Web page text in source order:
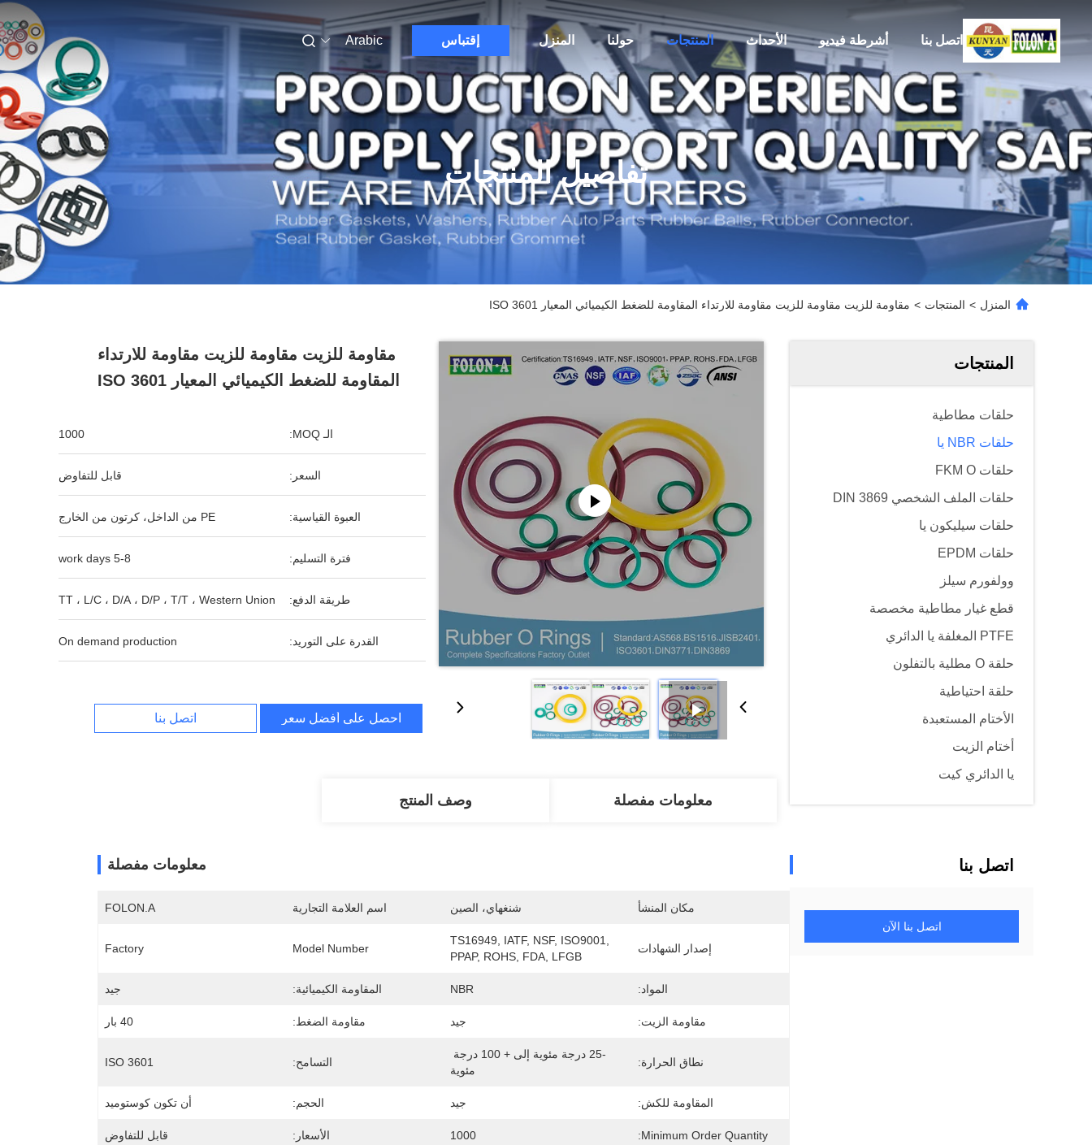
المنزل حولنا المنتجات الأحداث أشرطة فيديو اتصل بنا إقتباس Arabic
تفاصيل المنتجات
المنزل > المنتجات > مقاومة للزيت مقاومة للزيت مقاومة للارتداء المقاومة للضغط الكيميائي المعيار ISO 3601
المنتجات
حلقات مطاطية
حلقات NBR يا
حلقات FKM O
حلقات الملف الشخصي DIN 3869
حلقات سيليكون يا
حلقات EPDM
وولفورم سيلز
قطع غيار مطاطية مخصصة
PTFE المغلفة يا الدائري
حلقة O مطلية بالتفلون
حلقة احتياطية
الأختام المستعبدة
أختام الزيت
يا الدائري كيت
اتصل بنا
اتصل بنا الآن
مقاومة للزيت مقاومة للزيت مقاومة للارتداء
المقاومة للضغط الكيميائي المعيار ISO 3601
الـ MOQ: 1000
السعر: قابل للتفاوض
العبوة القياسية: PE من الداخل، كرتون من الخارج
فترة التسليم: 5-8 work days
طريقة الدفع: TT ، L/C ، D/A ، D/P ، T/T ، Western Union
القدرة على التوريد: On demand production
احصل على أفضل سعر اتصل بنا
معلومات مفصلة وصف المنتج
معلومات مفصلة
مكان المنشأ شنغهاي، الصين اسم العلامة التجارية FOLON.A
إصدار الشهادات
TS16949, IATF, NSF, ISO9001,
PPAP, ROHS, FDA, LFGB
Model Number
Factory
المواد: NBR المقاومة الكيميائية: جيد
مقاومة الزيت: جيد مقاومة الضغط: 40 بار
نطاق الحرارة:
مئوية
التسامح: ISO 3601
المقاومة للكش: جيد الحجم: أن تكون كوستوميد
Minimum Order Quantity:
1000 الأسعار: قابل للتفاوض